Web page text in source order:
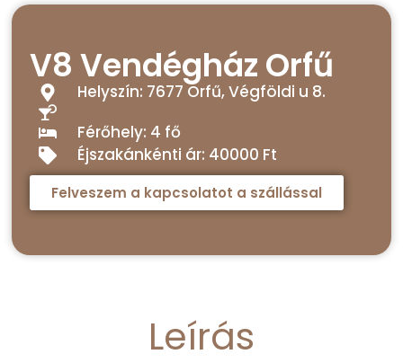
V8 Vendégház Orfű
Helyszín: 7677 Orfű, Végföldi u 8.
Férőhely: 4 fő
Éjszakánkénti ár: 40000 Ft
Felveszem a kapcsolatot a szállással
Leírás